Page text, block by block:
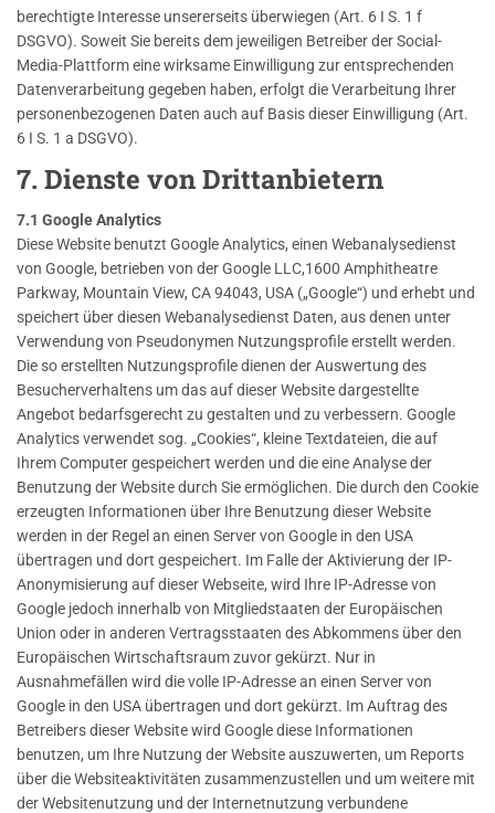
berechtigte Interesse unsererseits überwiegen (Art. 6 I S. 1 f
DSGVO). Soweit Sie bereits dem jeweiligen Betreiber der Social-
Media-Plattform eine wirksame Einwilligung zur entsprechenden
Datenverarbeitung gegeben haben, erfolgt die Verarbeitung Ihrer
personenbezogenen Daten auch auf Basis dieser Einwilligung (Art.
6 I S. 1 a DSGVO).
7. Dienste von Drittanbietern
7.1 Google Analytics
Diese Website benutzt Google Analytics, einen Webanalysedienst
von Google, betrieben von der Google LLC,1600 Amphitheatre
Parkway, Mountain View, CA 94043, USA („Google“) und erhebt und
speichert über diesen Webanalysedienst Daten, aus denen unter
Verwendung von Pseudonymen Nutzungsprofile erstellt werden.
Die so erstellten Nutzungsprofile dienen der Auswertung des
Besucherverhaltens um das auf dieser Website dargestellte
Angebot bedarfsgerecht zu gestalten und zu verbessern. Google
Analytics verwendet sog. „Cookies“, kleine Textdateien, die auf
Ihrem Computer gespeichert werden und die eine Analyse der
Benutzung der Website durch Sie ermöglichen. Die durch den Cookie
erzeugten Informationen über Ihre Benutzung dieser Website
werden in der Regel an einen Server von Google in den USA
übertragen und dort gespeichert. Im Falle der Aktivierung der IP-
Anonymisierung auf dieser Webseite, wird Ihre IP-Adresse von
Google jedoch innerhalb von Mitgliedstaaten der Europäischen
Union oder in anderen Vertragsstaaten des Abkommens über den
Europäischen Wirtschaftsraum zuvor gekürzt. Nur in
Ausnahmefällen wird die volle IP-Adresse an einen Server von
Google in den USA übertragen und dort gekürzt. Im Auftrag des
Betreibers dieser Website wird Google diese Informationen
benutzen, um Ihre Nutzung der Website auszuwerten, um Reports
über die Websiteaktivitäten zusammenzustellen und um weitere mit
der Websitenutzung und der Internetnutzung verbundene